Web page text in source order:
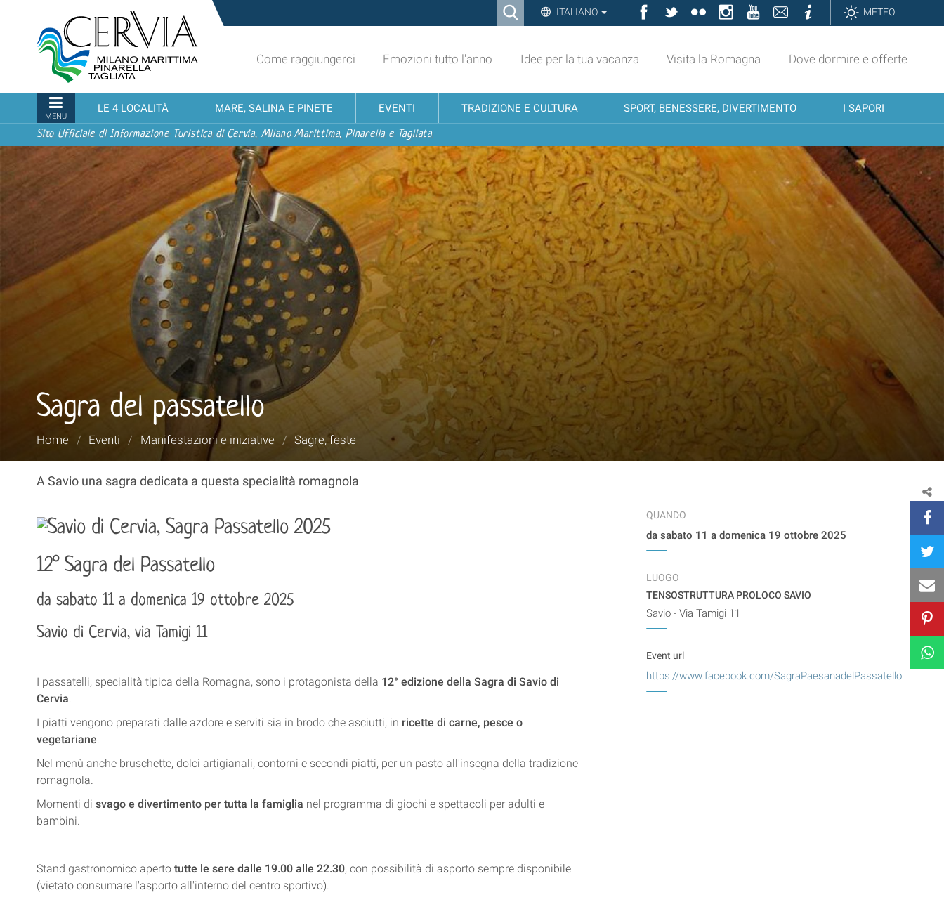
contenuti.
alla
navigazione
Ricerca ITALIANO Facebook
TwitterFlickrInstagramYouTubeContattiInformazioniMETEO
turistico
ufficiale
Cervia,
Milano
Marittima,
Pinarella,
Tagliata
Come raggiungerci Emozioni tutto l'anno Idee per la tua vacanza Visita la Romagna Dove dormire e offerte
MENU
LE 4 LOCALITÀ MARE, SALINA E PINETE EVENTI TRADIZIONE E CULTURA SPORT, BENESSERE, DIVERTIMENTO I SAPORI
Sito Ufficiale di Informazione Turistica di Cervia, Milano Marittima, Pinarella e Tagliata
Sagra del passatello
Tu
Home / Eventi / Manifestazioni e iniziative / Sagre, feste
A Savio una sagra dedicata a questa specialità romagnola
12° Sagra del Passatello
da sabato 11 a domenica 19 ottobre 2025
Savio di Cervia, via Tamigi 11
I passatelli, specialità tipica della Romagna, sono i protagonista della 12° edizione della Sagra di Savio di
Cervia.
I piatti vengono preparati dalle azdore e serviti sia in brodo che asciutti, in ricette di carne, pesce o
vegetariane.
Nel menù anche bruschette, dolci artigianali, contorni e secondi piatti, per un pasto all'insegna della tradizione
romagnola.
Momenti di svago e divertimento per tutta la famiglia nel programma di giochi e spettacoli per adulti e
bambini.
Stand gastronomico aperto tutte le sere dalle 19.00 alle 22.30, con possibilità di asporto sempre disponibile
(vietato consumare l'asporto all'interno del centro sportivo).
QUANDO
da sabato 11 a domenica 19 ottobre 2025
LUOGO
TENSOSTRUTTURA PROLOCO SAVIO
Savio - Via Tamigi 11
Event url
https://www.facebook.com/SagraPaesanadelPassatello